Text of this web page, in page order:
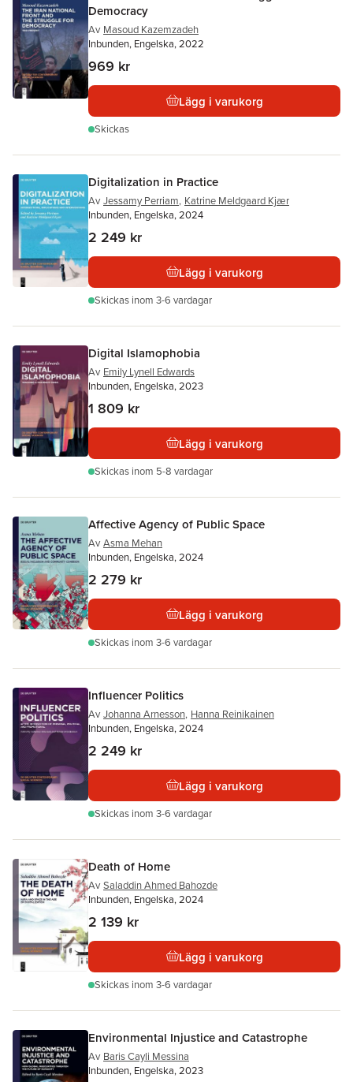
Democracy
Av Masoud Kazemzadeh
Inbunden, Engelska, 2022
969 kr
Lägg i varukorg
Skickas
Digitalization in Practice
Av Jessamy Perriam, Katrine Meldgaard Kjær
Inbunden, Engelska, 2024
2 249 kr
Lägg i varukorg
Skickas inom 3-6 vardagar
Digital Islamophobia
Av Emily Lynell Edwards
Inbunden, Engelska, 2023
1 809 kr
Lägg i varukorg
Skickas inom 5-8 vardagar
Affective Agency of Public Space
Av Asma Mehan
Inbunden, Engelska, 2024
2 279 kr
Lägg i varukorg
Skickas inom 3-6 vardagar
Influencer Politics
Av Johanna Arnesson, Hanna Reinikainen
Inbunden, Engelska, 2024
2 249 kr
Lägg i varukorg
Skickas inom 3-6 vardagar
Death of Home
Av Saladdin Ahmed Bahozde
Inbunden, Engelska, 2024
2 139 kr
Lägg i varukorg
Skickas inom 3-6 vardagar
Environmental Injustice and Catastrophe
Av Baris Cayli Messina
Inbunden, Engelska, 2023